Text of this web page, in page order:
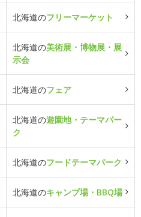
北海道のフリーマーケット
北海道の美術展・博物展・展
示会
北海道のフェア
北海道の遊園地・テーマパー
ク
北海道のフードテーマパーク
北海道のキャンプ場・BBQ場